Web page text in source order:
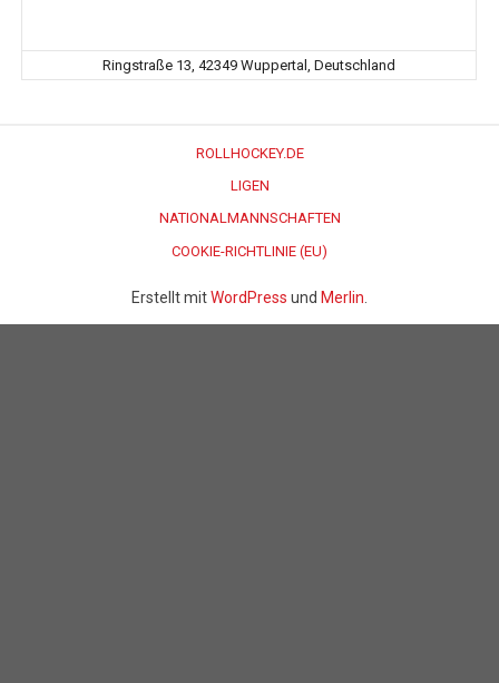
Ringstraße 13, 42349 Wuppertal, Deutschland
ROLLHOCKEY.DE
LIGEN
NATIONALMANNSCHAFTEN
COOKIE-RICHTLINIE (EU)
Erstellt mitWordPress und Merlin.